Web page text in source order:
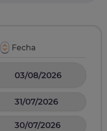
Fecha
03/08/2026
31/07/2026
30/07/2026